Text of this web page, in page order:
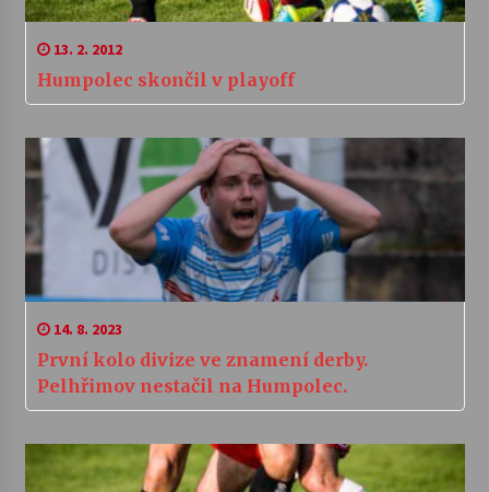
13. 2. 2012
Humpolec skončil v playoff
14. 8. 2023
První kolo divize ve znamení derby.
Pelhřimov nestačil na Humpolec.